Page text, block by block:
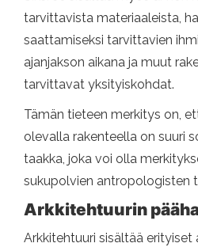
tarvittavista materiaaleista,
saattamiseksi tarvittavien
ajanjakson aikana ja muut
tarvittavat yksityiskohdat.
Tämän tieteen merkitys on,
olevalla rakenteella on suuri
taakka, joka voi olla
sukupolvien antropologisten
Arkkitehtuurin
Arkkitehtuuri sisältää erityiset